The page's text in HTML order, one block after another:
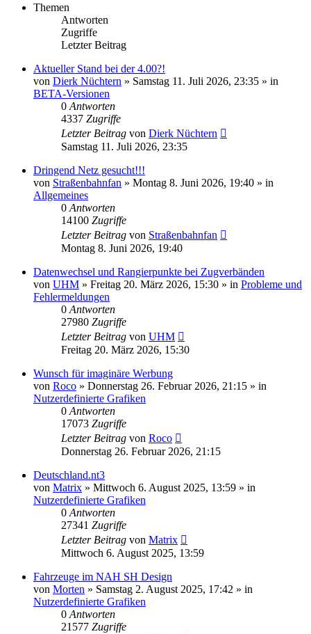
Themen
Antworten
Zugriffe
Letzter Beitrag
Aktueller Stand bei der 4.00?!
von Dierk Nüchtern » Samstag 11. Juli 2026, 23:35 » in
BETA-Versionen
0 Antworten
4337 Zugriffe
Letzter Beitrag von Dierk Nüchtern
Samstag 11. Juli 2026, 23:35
Dringend Netz gesucht!!!
von Straßenbahnfan » Montag 8. Juni 2026, 19:40 » in
Allgemeines
0 Antworten
14100 Zugriffe
Letzter Beitrag von Straßenbahnfan
Montag 8. Juni 2026, 19:40
Datenwechsel und Rangierpunkte bei Zugverbänden
von UHM » Freitag 20. März 2026, 15:30 » in Probleme und
Fehlermeldungen
0 Antworten
27980 Zugriffe
Letzter Beitrag von UHM
Freitag 20. März 2026, 15:30
Wunsch für imaginäre Werbung
von Roco » Donnerstag 26. Februar 2026, 21:15 » in
Nutzerdefinierte Grafiken
0 Antworten
17073 Zugriffe
Letzter Beitrag von Roco
Donnerstag 26. Februar 2026, 21:15
Deutschland.nt3
von Matrix » Mittwoch 6. August 2025, 13:59 » in
Nutzerdefinierte Grafiken
0 Antworten
27341 Zugriffe
Letzter Beitrag von Matrix
Mittwoch 6. August 2025, 13:59
Fahrzeuge im NAH SH Design
von Morten » Samstag 2. August 2025, 17:42 » in
Nutzerdefinierte Grafiken
0 Antworten
21577 Zugriffe